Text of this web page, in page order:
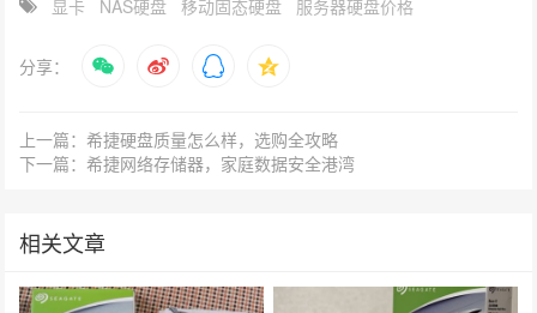
显卡 NAS硬盘 移动固态硬盘 服务器硬盘价格
分享：
上一篇：希捷硬盘质量怎么样，选购全攻略
下一篇：希捷网络存储器，家庭数据安全港湾
相关文章